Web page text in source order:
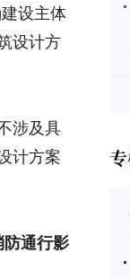
设主体
设计方
涉及具
计方案
防通行影